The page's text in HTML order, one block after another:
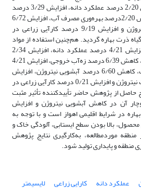
کود کندرها موجب افزایش 2/20 درصد عملکرد دانه، افزایش 3/29 درصد
عملکرد زیست‌توده، افزایش 2/20درصد بهره‌وری مصرف آب، افزایش 6/72
درصد کارآیی بازیافت نیتروژن و افزایش 9/19 درصد کارآیی زراعی در
ذرت بهاره گردید. هم‌چنین استفاده از مواد
اصلاح کننده خاک باعث افزایش 4/21 درصد عملکرد دانه، افزایش 2/34
درصد عملکرد زیست‌توده، کاهش 6/39 درصد زه‌آب خروجی، افزایش 4/21
درصد بهره‌وری مصرف آب، کاهش 6/60 درصد آبشویی نیتروژن، افزایش
3/83 درصد کارآیی بازیافت نیتروژن و افزایش 0/21 درصد کارآیی زراعی در
از پژوهش حاضر تأییدکننده تأثیر مثبت
آن در کاهش آبشویی نیتروژن و افزایش
در شرایط اقلیمی اهواز است و با توجه به
بالا بودن سطح ایستابی، آلودگی خاک و
موردمطالعه، به‌کارگیری نتایج پژوهش
منطقه و پایداری تولید شود.
عملکرد دانه کارایی زراعی لایسیمتر